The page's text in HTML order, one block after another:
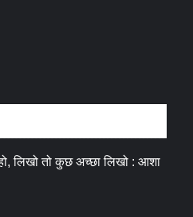
लिखो तो कुछ अच्छा लिखो : आशा